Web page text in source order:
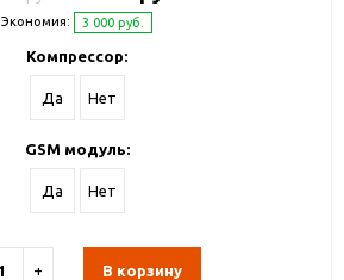
Экономия: 3 000 руб.
Компрессор:
Да Нет
GSM модуль:
Да Нет
+ В корзину